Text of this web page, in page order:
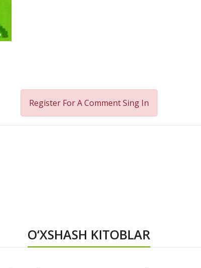
Register For A CommentSing In
O‘XSHASH KITOBLAR